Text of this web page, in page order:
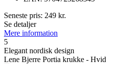
Seneste pris: 249 kr.
Se detaljer
Mere information
5
Elegant nordisk design
Lene Bjerre Portia krukke - Hvid